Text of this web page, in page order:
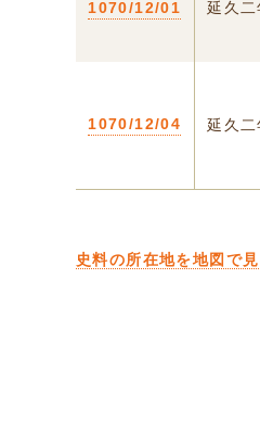
1070/12/01 延久二
1070/12/04 延久二
史料の所在地を地図で見